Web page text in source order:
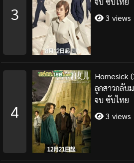
3
3 views
4
Homesick
ลูกสาวกลับ
จบ ซับไทย
3 views